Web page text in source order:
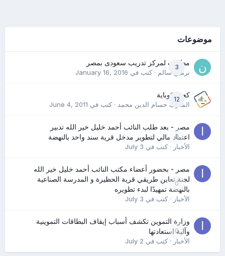
موضوعات
3
مطلوب لمركز تدريب سعودى بمصر
نرمين سالم· كتب في January 16, 2016
12
كعب كوباية
المدرب حسام الدين محمد· كتب في June 4, 2011
0
مصر - بعد طلب النائب أحمد خليل خير الله تدبير
اعتماد مالي لتطوير مدخل قرية سند واحد بالنهضة
الأخبار· كتب في July 3
0
مصر - بحضور أعضاء مكتب النائب أحمد خليل خير الله
لجنة تعاين طريقي قرية الحظيرة و المدرسة الصناعية
بالنهضة تمهيدًا لبدء تطويره
الأخبار· كتب في July 3
0
وزارة التموين تكشف أسباب إيقاف البطاقات التموينية
وآلية استعادتها
الأخبار· كتب في July 2